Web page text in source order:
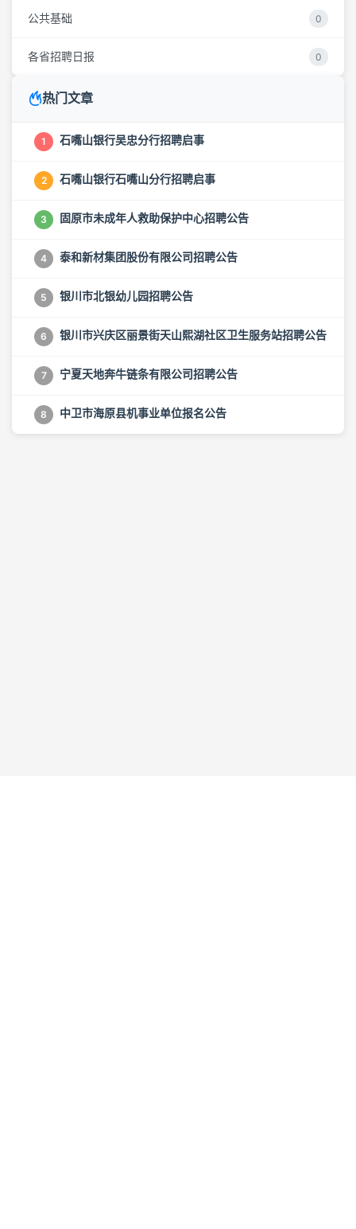
公共基础 0
各省招聘日报 0
热门文章
1 石嘴山银行吴忠分行招聘启事
2 石嘴山银行石嘴山分行招聘启事
3 固原市未成年人救助保护中心招聘公告
4 泰和新材集团股份有限公司招聘公告
5 银川市北银幼儿园招聘公告
6 银川市兴庆区丽景街天山熙湖社区卫生服务站招聘公告
7 宁夏天地奔牛链条有限公司招聘公告
8 中卫市海原县机事业单位报名公告